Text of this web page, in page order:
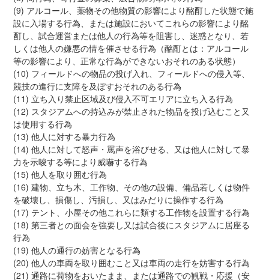
(9) アルコール、薬物その他物質の影響により酩酊した状態で施
設に入場する行為、または施設においてこれらの影響により酩
酊し、試合運営または他人の行為等を阻害し、迷惑となり、若
しくは他人の嫌悪の情を催させる行為（酩酊とは：アルコール
等の影響により、正常な行為ができないおそれのある状態）
(10) フィールドへの物品の投げ入れ、フィールドへの侵入等、
競技の進行に支障を及ぼすおそれのある行為
(11) 立ち入り禁止区域及び侵入不可エリアに立ち入る行為
(12) スタジアムへの持込みが禁止された物品を投げ込むこと又
は使用する行為
(13) 他人に対する暴力行為
(14) 他人に対して怒声・罵声を浴びせる、又は他人に対して暴
力を示唆する等により威嚇する行為
(15) 他人を取り囲む行為
(16) 建物、立ち木、工作物、その他の設備、備品若しくは物件
を破壊し、損傷し、汚損し、又はみだりに操作する行為
(17) テント、小屋その他これらに類する工作物を設置する行為
(18) 第三者との面会を強要し又は試合後にスタジアムに居座る
行為
(19) 他人の通行の妨害となる行為
(20) 他人の車両を取り囲むこと又は車両の走行を妨害する行為
(21) 通路に荷物をおいたまま、または通路での観戦・応援（安